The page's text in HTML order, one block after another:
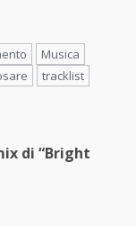
Musica
tracklist
di “Bright